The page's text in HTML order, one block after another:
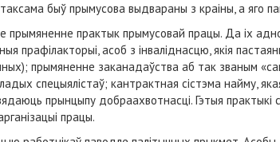
быў прымусова выдвараны з краіны, а яго
прымяненне практык прымусовай працы. Да іх
прафілакторыі, асоб з інваліднасцю, якія
прымяненне заканадаўства аб так званым
спецыялістаў; кантрактная сістэма найму,
прынцыпу добраахвотнасці. Гэтыя практыкі
працы.